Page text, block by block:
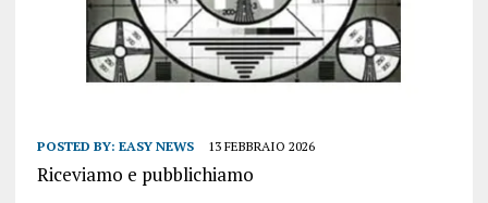
POSTED BY: EASY NEWS 13 FEBBRAIO 2026
Riceviamo e pubblichiamo